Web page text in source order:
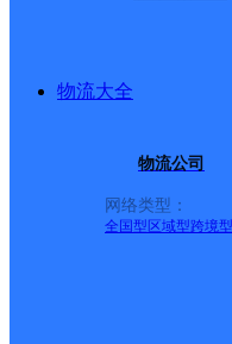
物流大全
物流公司
网络类型：
全国型 区域型跨境型